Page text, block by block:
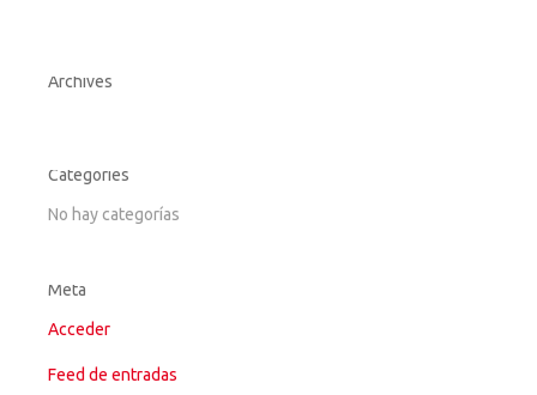
Archives
Categories
No hay categorías
Meta
Acceder
Feed de entradas